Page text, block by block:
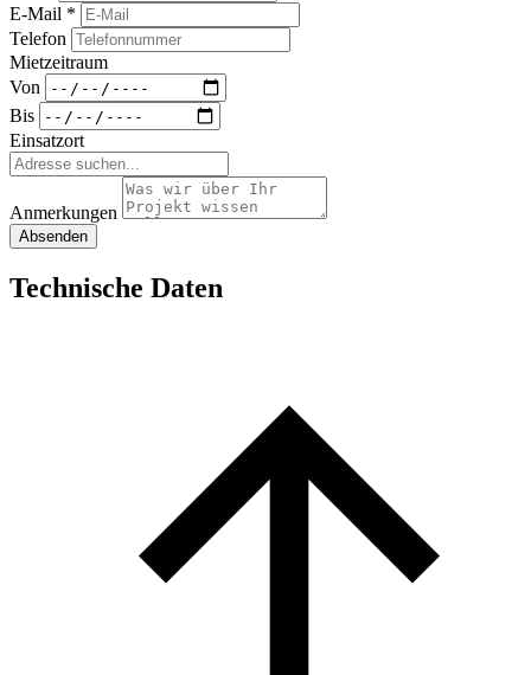
E-Mail *
Telefon
Mietzeitraum
Von
Bis
Einsatzort
Anmerkungen
Absenden
Technische Daten